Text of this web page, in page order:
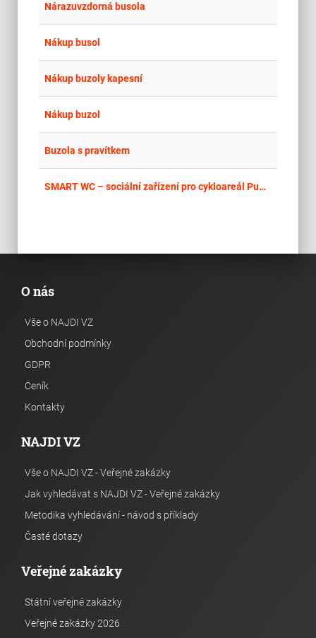
Nárazuvzdorná busola
Nákup busol
Nákup buzoly kapesní
Nákup buzol
Buzola s pravítkem
SMART WC – sociální zařízení pro cykloareál Pumptrack Rotava
O nás
Vše o NAJDI VZ
Obchodní podmínky
GDPR
Ceník
Kontakty
NAJDI VZ
Vše o NAJDI VZ - Veřejné zakázky
Jak vyhledávat s NAJDI VZ - Veřejné zakázky
Metodika vyhledávání - návod s příklady
Časté dotazy
Veřejné zakázky
Státní veřejné zakázky
Veřejné zakázky 2026